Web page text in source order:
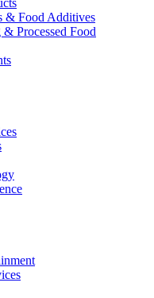
& Food Additives
Processed Food